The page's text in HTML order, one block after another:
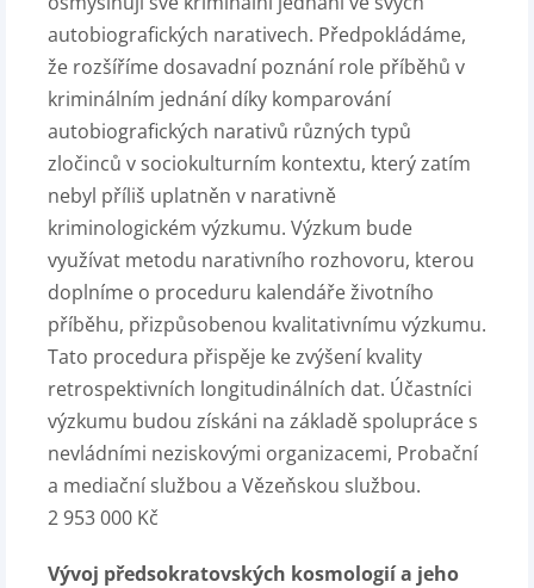
autobiografických narativech. Předpokládáme,
že rozšíříme dosavadní poznání role příběhů v
kriminálním jednání díky komparování
autobiografických narativů různých typů
zločinců v sociokulturním kontextu, který zatím
nebyl příliš uplatněn v narativně
kriminologickém výzkumu. Výzkum bude
využívat metodu narativního rozhovoru, kterou
doplníme o proceduru kalendáře životního
příběhu, přizpůsobenou kvalitativnímu výzkumu.
Tato procedura přispěje ke zvýšení kvality
retrospektivních longitudinálních dat. Účastníci
výzkumu budou získáni na základě spolupráce s
nevládními neziskovými organizacemi, Probační
a mediační službou a Vězeňskou službou.
2 953 000 Kč
Vývoj předsokratovských kosmologií a jeho